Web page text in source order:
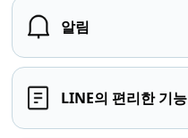
알림
LINE의 편리한 기능